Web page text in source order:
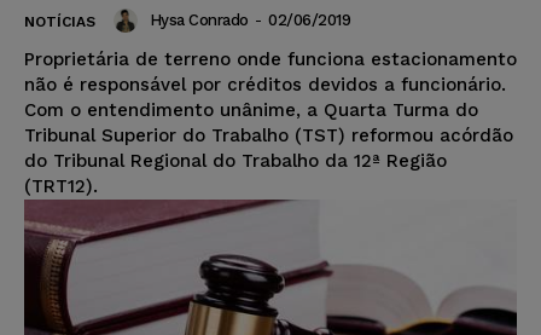
NOTÍCIAS Hysa Conrado - 02/06/2019
Proprietária de terreno onde funciona estacionamento
não é responsável por créditos devidos a funcionário.
Com o entendimento unânime, a Quarta Turma do
Tribunal Superior do Trabalho (TST) reformou acórdão
do Tribunal Regional do Trabalho da 12ª Região
(TRT12).